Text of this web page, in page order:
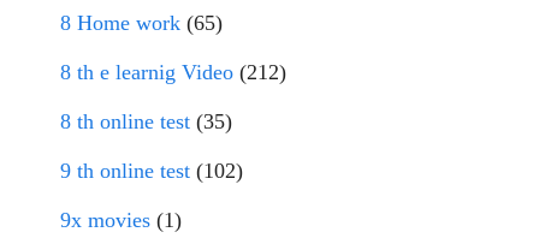
8 Home work (65)
8 th e learnig Video (212)
8 th online test (35)
9 th online test (102)
9x movies (1)